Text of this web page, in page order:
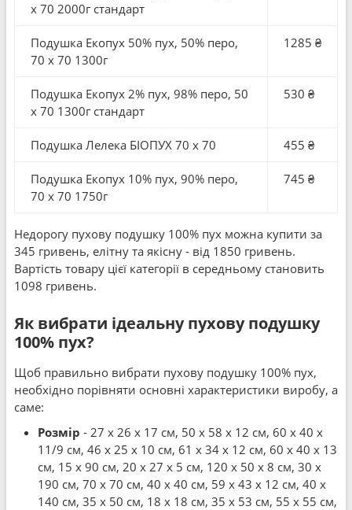
x 70 2000г стандарт
Подушка Екопух 50% пух, 50% перо,
70 x 70 1300г
1285 ₴
Подушка Екопух 2% пух, 98% перо, 50
x 70 1300г стандарт
530 ₴
Подушка Лелека БІОПУХ 70 x 70 455 ₴
Подушка Екопух 10% пух, 90% перо,
70 x 70 1750г
745 ₴
Недорогу пухову подушку 100% пух можна купити за
345 гривень, елітну та якісну - від 1850 гривень.
Вартість товару цієї категорії в середньому становить
1098 гривень.
Як вибрати ідеальну пухову подушку
100% пух?
Щоб правильно вибрати пухову подушку 100% пух,
необхідно порівняти основні характеристики виробу, а
саме:
Розмір - 27 x 26 x 17 см, 50 x 58 x 12 см, 60 x 40 x
11/9 см, 46 x 25 x 10 см, 61 x 34 x 12 см, 60 x 40 x 13
см, 15 x 90 см, 20 x 27 x 5 см, 120 x 50 x 8 см, 30 x
190 см, 70 x 70 см, 40 x 40 см, 59 x 43 x 12 см, 40 x
140 см, 35 x 50 см, 18 x 18 см, 35 x 53 см, 55 x 55 см,